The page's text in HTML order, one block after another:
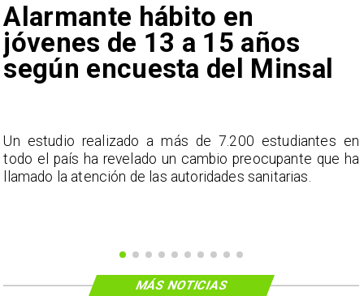
Alarmante hábito en
jóvenes de 13 a 15 años
según encuesta del Minsal
Un estudio realizado a más de 7.200 estudiantes en
todo el país ha revelado un cambio preocupante que ha
llamado la atención de las autoridades sanitarias.
MÁS NOTICIAS